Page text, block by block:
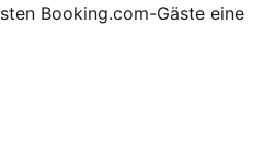
Booking.com-Gäste eine